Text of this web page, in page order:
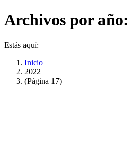
Archivos por año:
Estás aquí:
Inicio
2022
(Página 17)